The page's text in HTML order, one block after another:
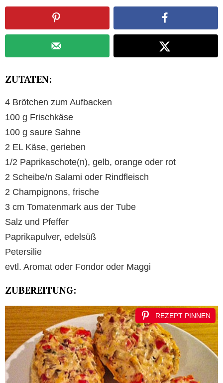
ZUTATEN:
4 Brötchen zum Aufbacken
100 g Frischkäse
100 g saure Sahne
2 EL Käse, gerieben
1/2 Paprikaschote(n), gelb, orange oder rot
2 Scheibe/n Salami oder Rindfleisch
2 Champignons, frische
3 cm Tomatenmark aus der Tube
Salz und Pfeffer
Paprikapulver, edelsüß
Petersilie
evtl. Aromat oder Fondor oder Maggi
ZUBEREITUNG:
REZEPT PINNEN